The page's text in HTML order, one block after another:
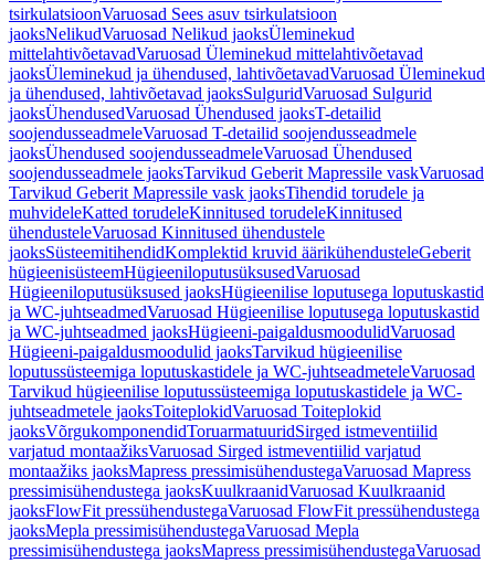
tsirkulatsioonVaruosad Sees asuv tsirkulatsioon
jaoksNelikudVaruosad Nelikud jaoksÜleminekud
mittelahtivõetavadVaruosad Üleminekud mittelahtivõetavad
jaoksÜleminekud ja ühendused, lahtivõetavadVaruosad Üleminekud
ja ühendused, lahtivõetavad jaoksSulguridVaruosad Sulgurid
jaoksÜhendusedVaruosad Ühendused jaoksT-detailid
soojendusseadmeleVaruosad T-detailid soojendusseadmele
jaoksÜhendused soojendusseadmeleVaruosad Ühendused
soojendusseadmele jaoksTarvikud Geberit Mapressile vaskVaruosad
Tarvikud Geberit Mapressile vask jaoksTihendid torudele ja
muhvideleKatted torudeleKinnitused torudeleKinnitused
ühendusteleVaruosad Kinnitused ühendustele
jaoksSüsteemitihendidKomplektid kruvid äärikühendusteleGeberit
hügieenisüsteemHügieeniloputusüksusedVaruosad
Hügieeniloputusüksused jaoksHügieenilise loputusega loputuskastid
ja WC-juhtseadmedVaruosad Hügieenilise loputusega loputuskastid
ja WC-juhtseadmed jaoksHügieeni-paigaldusmoodulidVaruosad
Hügieeni-paigaldusmoodulid jaoksTarvikud hügieenilise
loputussüsteemiga loputuskastidele ja WC-juhtseadmeteleVaruosad
Tarvikud hügieenilise loputussüsteemiga loputuskastidele ja WC-
juhtseadmetele jaoksToiteplokidVaruosad Toiteplokid
jaoksVõrgukomponendidToruarmatuuridSirged istmeventiilid
varjatud montaažiksVaruosad Sirged istmeventiilid varjatud
montaažiks jaoksMapress pressimisühendustegaVaruosad Mapress
pressimisühendustega jaoksKuulkraanidVaruosad Kuulkraanid
jaoksFlowFit pressühendustegaVaruosad FlowFit pressühendustega
jaoksMepla pressimisühendustegaVaruosad Mepla
pressimisühendustega jaoksMapress pressimisühendustegaVaruosad